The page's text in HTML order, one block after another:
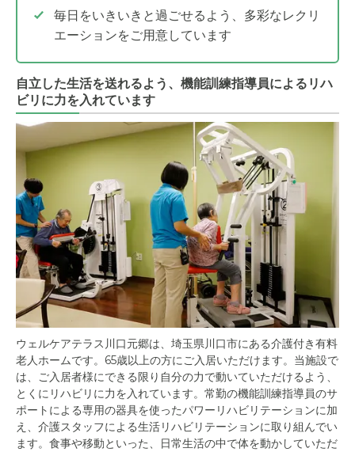
毎日をいきいきと過ごせるよう、多彩なレクリ
エーションをご用意しています
自立した生活を送れるよう、機能訓練指導員によるリハ
ビリに力を入れています
ウェルケアテラス川口元郷は、埼玉県川口市にある介護付き有料
老人ホームです。65歳以上の方にご入居いただけます。当施設で
は、ご入居者様にできる限り自分の力で動いていただけるよう、
とくにリハビリに力を入れています。常勤の機能訓練指導員のサ
ポートによる専用の器具を使ったパワーリハビリテーションに加
え、介護スタッフによる生活リハビリテーションに取り組んでい
ます。食事や移動といった、日常生活の中で体を動かしていただ